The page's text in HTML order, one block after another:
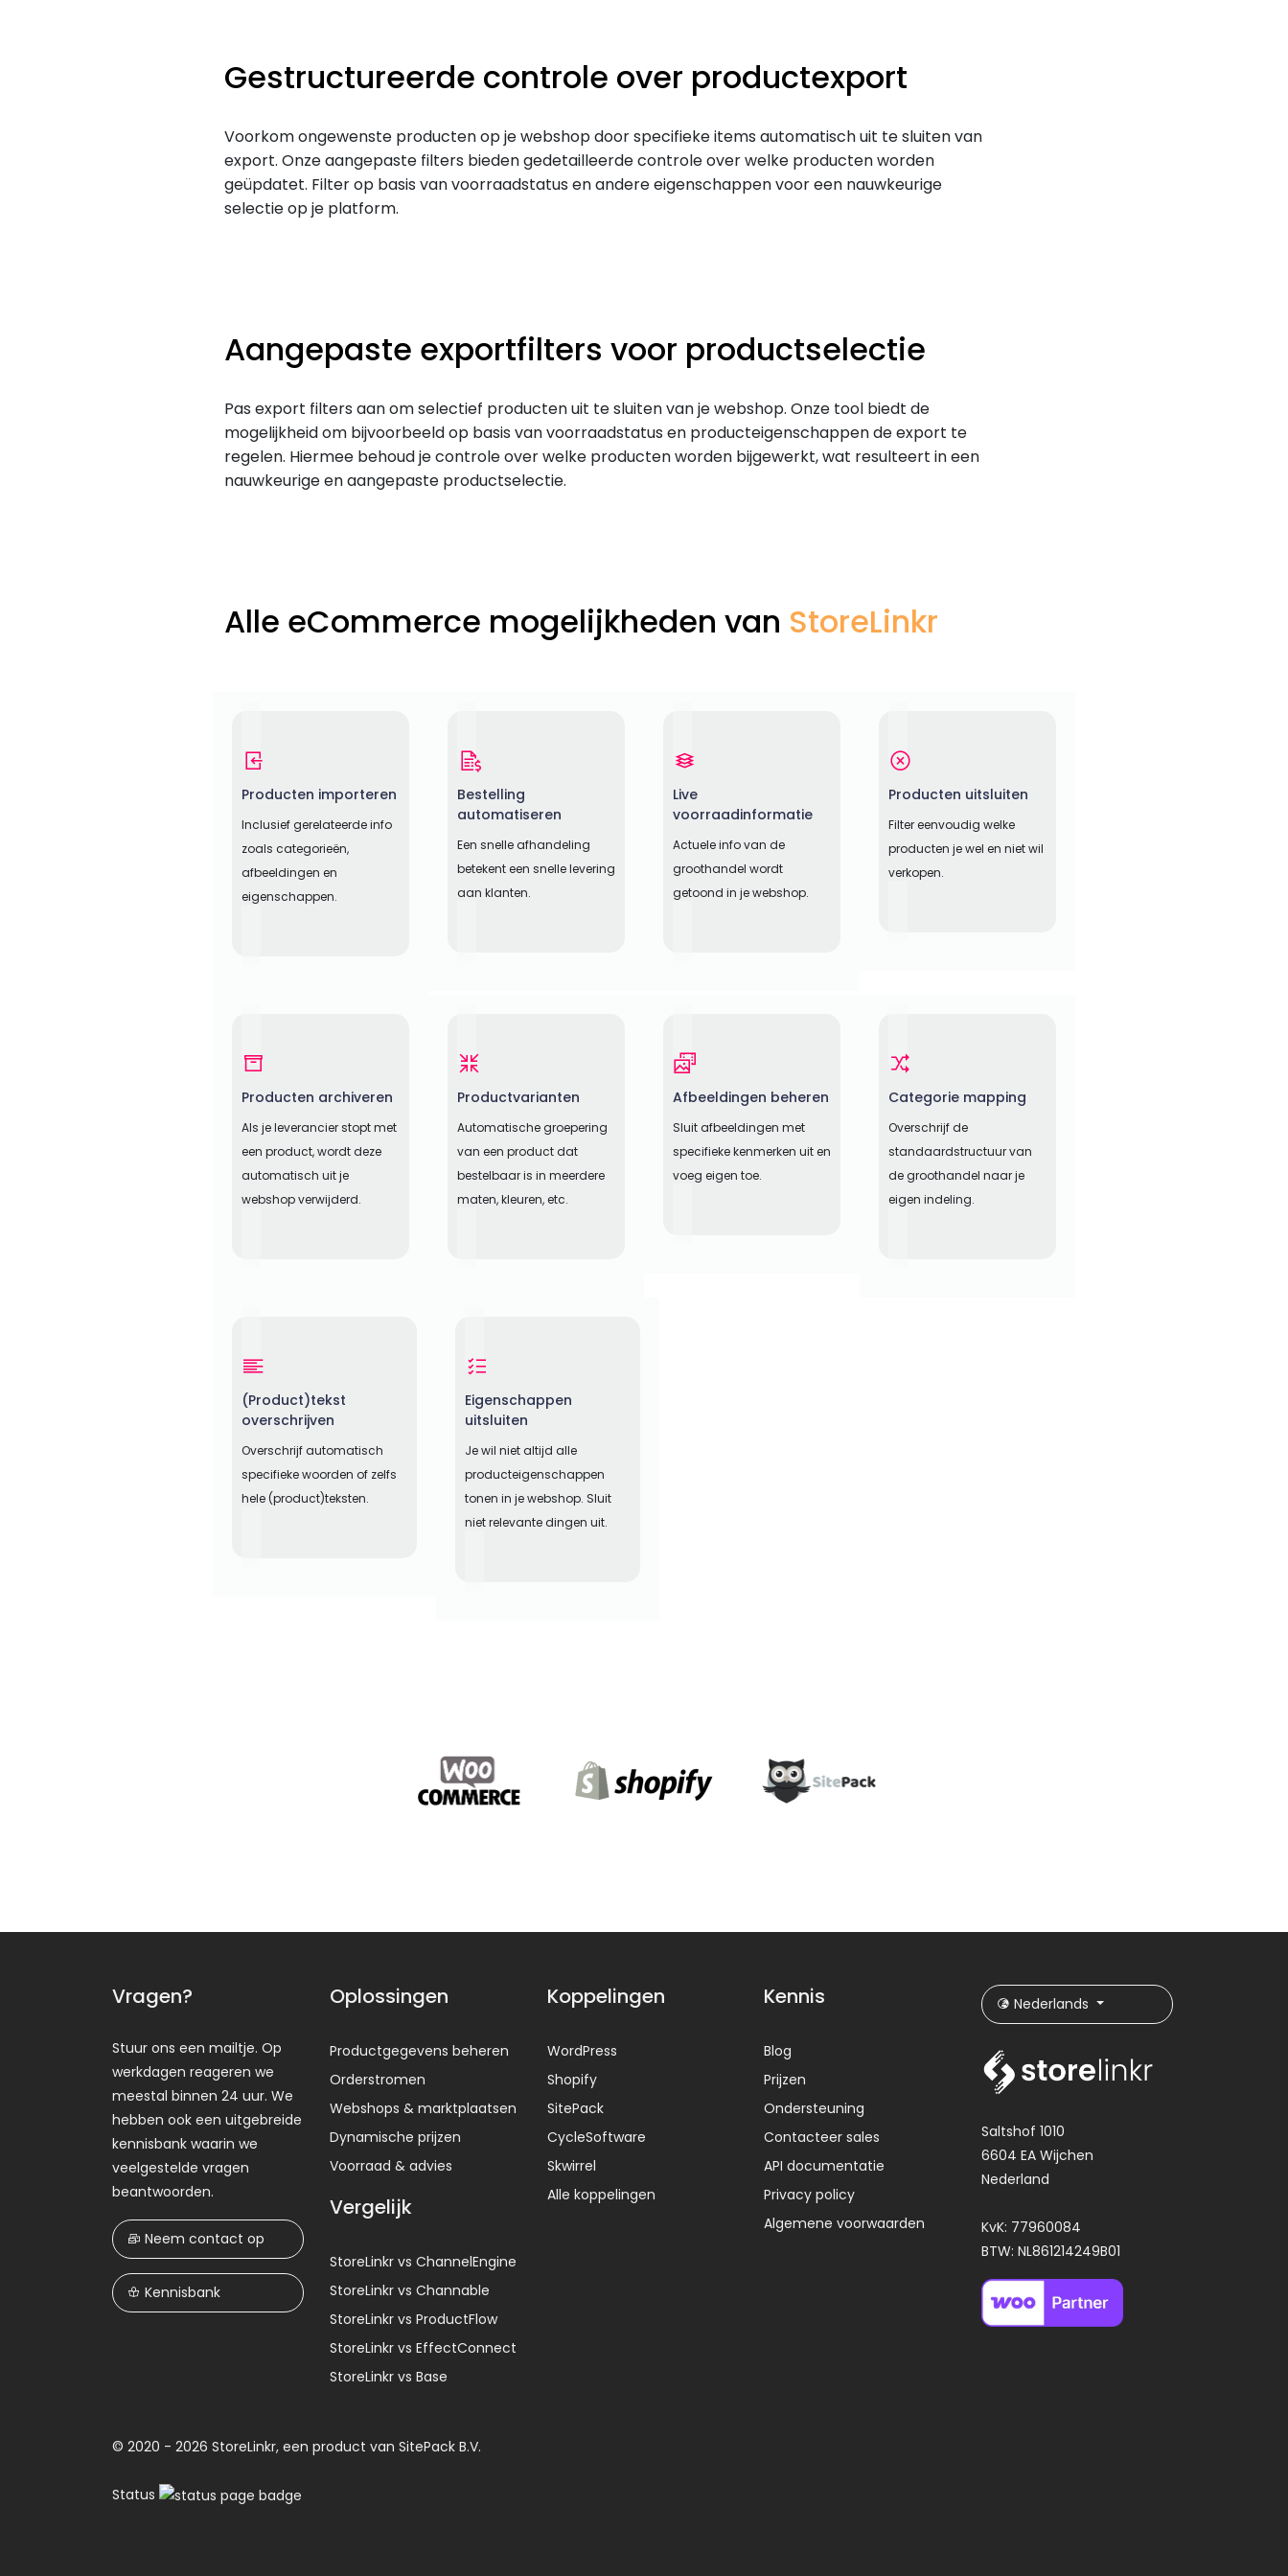
Gestructureerde controle over productexport
Voorkom ongewenste producten op je webshop door specifieke items automatisch uit te sluiten van
export. Onze aangepaste filters bieden gedetailleerde controle over welke producten worden
geüpdatet. Filter op basis van voorraadstatus en andere eigenschappen voor een nauwkeurige
selectie op je platform.
Aangepaste exportfilters voor productselectie
Pas export filters aan om selectief producten uit te sluiten van je webshop. Onze tool biedt de
mogelijkheid om bijvoorbeeld op basis van voorraadstatus en producteigenschappen de export te
regelen. Hiermee behoud je controle over welke producten worden bijgewerkt, wat resulteert in een
nauwkeurige en aangepaste productselectie.
Alle eCommerce mogelijkheden van StoreLinkr
Producten importeren
Inclusief gerelateerde info
zoals categorieën,
afbeeldingen en
eigenschappen.
Bestelling
automatiseren
Een snelle afhandeling
betekent een snelle levering
aan klanten.
Live
voorraadinformatie
Actuele info van de
groothandel wordt
getoond in je webshop.
Producten uitsluiten
Filter eenvoudig welke
producten je wel en niet wil
verkopen.
Producten archiveren
Als je leverancier stopt met
een product, wordt deze
automatisch uit je
webshop verwijderd.
Productvarianten
Automatische groepering
van een product dat
bestelbaar is in meerdere
maten, kleuren, etc.
Afbeeldingen beheren
Sluit afbeeldingen met
specifieke kenmerken uit en
voeg eigen toe.
Categorie mapping
Overschrijf de
standaardstructuur van
de groothandel naar je
eigen indeling.
(Product)tekst
overschrijven
Overschrijf automatisch
specifieke woorden of zelfs
hele (product)teksten.
Eigenschappen
uitsluiten
Je wil niet altijd alle
producteigenschappen
tonen in je webshop. Sluit
niet relevante dingen uit.
Vragen?
Stuur ons een mailtje. Op
werkdagen reageren we
meestal binnen 24 uur. We
hebben ook een uitgebreide
kennisbank waarin we
veelgestelde vragen
beantwoorden.
Neem contact op
Kennisbank
Oplossingen
Productgegevens beheren
Orderstromen
Webshops & marktplaatsen
Dynamische prijzen
Voorraad & advies
Vergelijk
StoreLinkr vs ChannelEngine
StoreLinkr vs Channable
StoreLinkr vs ProductFlow
StoreLinkr vs EffectConnect
StoreLinkr vs Base
Koppelingen
WordPress
Shopify
SitePack
CycleSoftware
Skwirrel
Alle koppelingen
Kennis
Blog
Prijzen
Ondersteuning
Contacteer sales
API documentatie
Privacy policy
Algemene voorwaarden
Nederlands
Saltshof 1010
6604 EA Wijchen
Nederland
KvK: 77960084
BTW: NL861214249B01
© 2020 - 2026 StoreLinkr, een product van SitePack B.V.
Status